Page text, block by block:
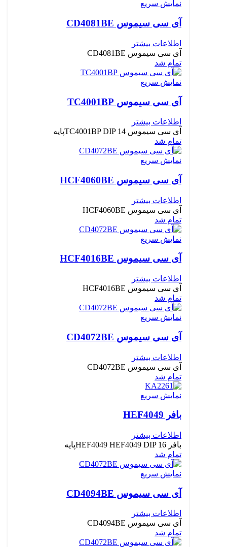
نمایش سریع
آی سی سیموس CD4081BE
اطلاعات بیشتر
آی سی سیموس CD4081BE
تمام شد
نمایش سریع
آی سی سیموس TC4001BP
اطلاعات بیشتر
آی سی سیموس TC4001BP DIP 14پایه
تمام شد
نمایش سریع
آی سی سیموس HCF4060BE
اطلاعات بیشتر
آی سی سیموس HCF4060BE
تمام شد
نمایش سریع
آی سی سیموس HCF4016BE
اطلاعات بیشتر
آی سی سیموس HCF4016BE
تمام شد
نمایش سریع
آی سی سیموس CD4072BE
اطلاعات بیشتر
آی سی سیموس CD4072BE
تمام شد
نمایش سریع
بافر HEF4049
اطلاعات بیشتر
بافر HEF4049 HEF4049 DIP 16پایه
تمام شد
نمایش سریع
آی سی سیموس CD4094BE
اطلاعات بیشتر
آی سی سیموس CD4094BE
تمام شد